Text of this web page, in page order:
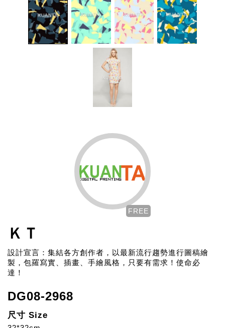
ＫＴ
設計宣言：集結各方創作者，以最新流行趨勢進行圖稿繪
製，包羅寫實、插畫、手繪風格，只要有需求！使命必
達！
FREE
DG08-2968
尺寸 Size